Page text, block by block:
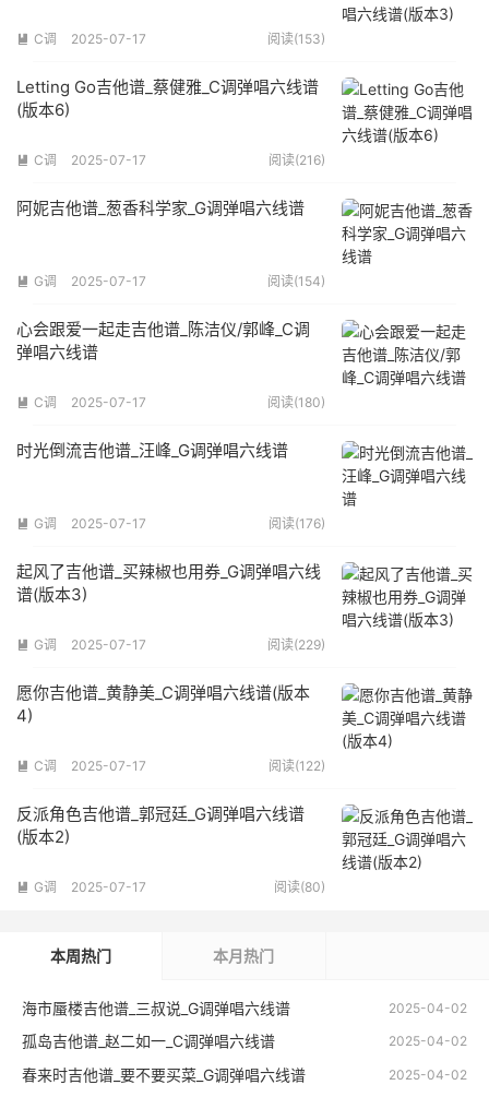
 C调 2025-07-17 阅读(153)
Letting Go吉他谱_蔡健雅_C调弹唱六线谱
(版本6)
 C调 2025-07-17 阅读(216)
阿妮吉他谱_葱香科学家_G调弹唱六线谱
 G调 2025-07-17 阅读(154)
心会跟爱一起走吉他谱_陈洁仪/郭峰_C调
弹唱六线谱
 C调 2025-07-17 阅读(180)
时光倒流吉他谱_汪峰_G调弹唱六线谱
 G调 2025-07-17 阅读(176)
起风了吉他谱_买辣椒也用券_G调弹唱六线
谱(版本3)
 G调 2025-07-17 阅读(229)
愿你吉他谱_黄静美_C调弹唱六线谱(版本
4)
 C调 2025-07-17 阅读(122)
反派角色吉他谱_郭冠廷_G调弹唱六线谱
(版本2)
 G调 2025-07-17 阅读(80)
本周热门 本月热门
2025-04-02
海市蜃楼吉他谱_三叔说_G调弹唱六线谱
2025-04-02
孤岛吉他谱_赵二如一_C调弹唱六线谱
2025-04-02
春来时吉他谱_要不要买菜_G调弹唱六线谱